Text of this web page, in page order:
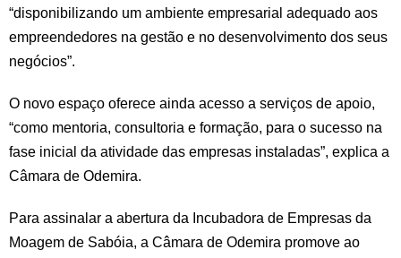
“disponibilizando um ambiente empresarial adequado aos
empreendedores na gestão e no desenvolvimento dos seus
negócios”.
O novo espaço oferece ainda acesso a serviços de apoio,
“como mentoria, consultoria e formação, para o sucesso na
fase inicial da atividade das empresas instaladas”, explica a
Câmara de Odemira.
Para assinalar a abertura da Incubadora de Empresas da
Moagem de Sabóia, a Câmara de Odemira promove ao